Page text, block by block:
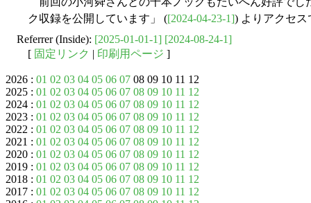
ク収録を公開しています」 ([2024-04-23-1]) よりアクセ
Referrer (Inside): [2025-01-01-1] [2024-08-24-1]
[ 固定リンク | 印刷用ページ ]
2026 : 01 02 03 04 05 06 07 08 09 10 11 12
2025 : 01 02 03 04 05 06 07 08 09 10 11 12
2024 : 01 02 03 04 05 06 07 08 09 10 11 12
2023 : 01 02 03 04 05 06 07 08 09 10 11 12
2022 : 01 02 03 04 05 06 07 08 09 10 11 12
2021 : 01 02 03 04 05 06 07 08 09 10 11 12
2020 : 01 02 03 04 05 06 07 08 09 10 11 12
2019 : 01 02 03 04 05 06 07 08 09 10 11 12
2018 : 01 02 03 04 05 06 07 08 09 10 11 12
2017 : 01 02 03 04 05 06 07 08 09 10 11 12